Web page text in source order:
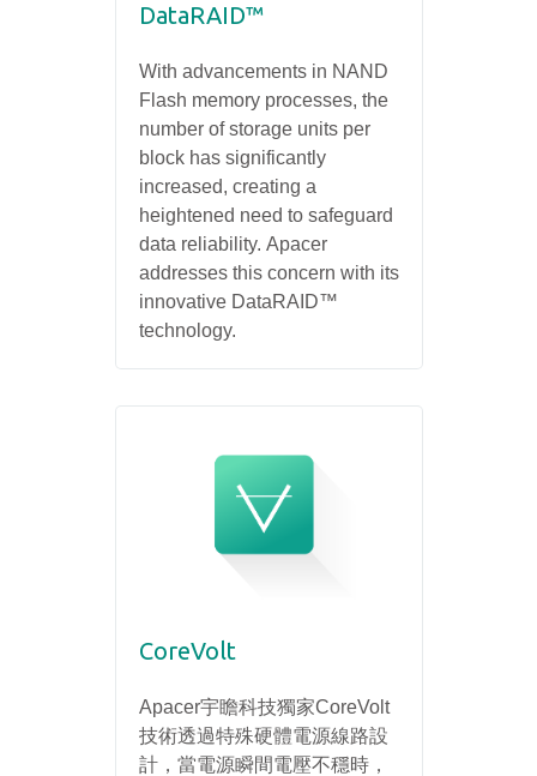
DataRAID™
With advancements in NAND
Flash memory processes, the
number of storage units per
block has significantly
increased, creating a
heightened need to safeguard
data reliability. Apacer
addresses this concern with its
innovative DataRAID™
technology.
CoreVolt
Apacer宇瞻科技獨家CoreVolt
技術透過特殊硬體電源線路設
計，當電源瞬間電壓不穩時，